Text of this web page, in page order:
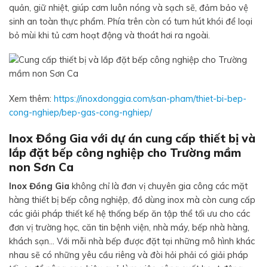
quản, giữ nhiệt, giúp cơm luôn nóng và sạch sẽ, đảm bảo vệ
sinh an toàn thực phẩm. Phía trên còn có tum hút khói để loại
bỏ mùi khi tủ cơm hoạt động và thoát hơi ra ngoài.
Xem thêm: https://inoxdonggia.com/san-pham/thiet-bi-bep-
cong-nghiep/bep-gas-cong-nghiep/
Inox Đồng Gia với dự án cung cấp thiết bị và
lắp đặt bếp công nghiệp cho Trường mầm
non Sơn Ca
Inox Đồng Gia không chỉ là đơn vị chuyên gia công các mặt
hàng thiết bị bếp công nghiệp, đồ dùng inox mà còn cung cấp
các giải pháp thiết kế hệ thống bếp ăn tập thể tối ưu cho các
đơn vị trường học, căn tin bệnh viện, nhà máy, bếp nhà hàng,
khách sạn… Với mỗi nhà bếp được đặt tại những mô hình khác
nhau sẽ có những yêu cầu riêng và đòi hỏi phải có giải pháp